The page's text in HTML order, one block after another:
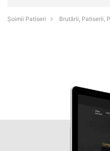
Șoimii Patiseri Brutării, Patiserii,